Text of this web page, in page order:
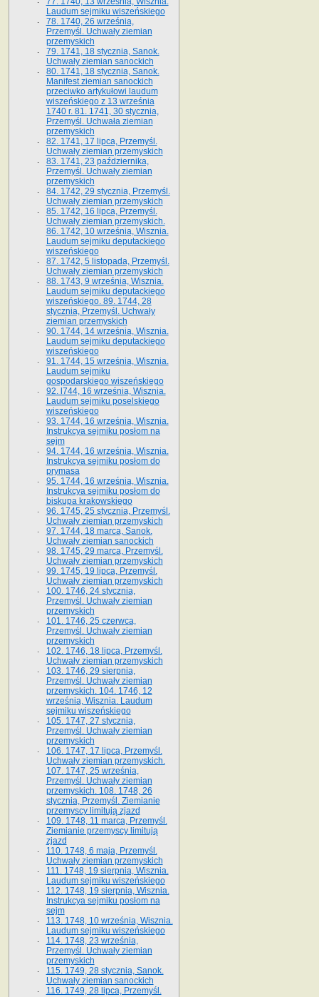
Laudum sejmiku wiszeńskiego
78. 1740, 26 września,
Przemyśl. Uchwały ziemian
przemyskich
79. 1741, 18 stycznia, Sanok.
Uchwały ziemian sanockich
80. 1741, 18 stycznia, Sanok.
Manifest ziemian sanockich
przeciwko artykułowi laudum
wiszeńskiego z 13 wrze­śnia
1740 r. 81. 1741, 30 stycznia,
Przemyśl. Uchwała ziemian
przemyskich
82. 1741, 17 lipca, Przemyśl.
Uchwały ziemian przemyskich
83. 1741, 23 października,
Przemyśl. Uchwały ziemian
przemyskich
84. 1742, 29 stycznia, Przemyśl.
Uchwały ziemian przemyskich
85. 1742, 16 lipca, Przemyśl.
Uchwały ziemian przemyskich.
86. 1742, 10 września, Wisznia.
Laudum sejmiku deputackiego
wiszeńskiego
87. 1742, 5 listopada, Przemyśl.
Uchwały ziemian przemyskich
88. 1743, 9 września, Wisznia.
Laudum sejmiku deputackiego
wiszeńskiego. 89. 1744, 28
stycznia, Przemyśl. Uchwały
ziemian przemyskich
90. 1744, 14 września, Wisznia.
Laudum sejmiku deputackiego
wiszeńskiego
91. 1744, 15 września, Wisznia.
Laudum sejmiku
gospodarskiego wiszeńskiego
92. l744, 16 września, Wisznia.
Laudum sejmiku poselskiego
wiszeńskiego
93. 1744, 16 września, Wisznia.
Instrukcya sejmiku posłom na
sejm
94. 1744, 16 września, Wisznia.
Instrukcya sejmiku posłom do
prymasa
95. 1744, 16 września, Wisznia.
Instrukcya sejmiku posłom do
biskupa krakowskiego
96. 1745, 25 stycznia, Przemyśl.
Uchwały ziemian przemyskich
97. 1744, 18 marca, Sanok.
Uchwały ziemian sanockich
98. 1745, 29 marca, Przemyśl.
Uchwały ziemian przemyskich
99. 1745, 19 lipca, Przemyśl.
Uchwały ziemian przemyskich
100. 1746, 24 stycznia,
Przemyśl. Uchwały ziemian
przemyskich
101. 1746, 25 czerwca,
Przemyśl. Uchwały ziemian
przemyskich
102. 1746, 18 lipca, Przemyśl.
Uchwały ziemian przemyskich
103. 1746, 29 sierpnia,
Przemyśl. Uchwały ziemian
przemyskich. 104. 1746, 12
września, Wisznia. Laudum
sejmiku wiszeńskiego
105. 1747, 27 stycznia,
Przemyśl. Uchwały ziemian
przemyskich
106. 1747, 17 lipca, Przemyśl.
Uchwały ziemian przemyskich.
107. 1747, 25 września,
Przemyśl. Uchwały ziemian
przemyskich. 108. 1748, 26
stycznia, Przemyśl. Ziemianie
przemyscy limitują zjazd
109. 1748, 11 marca, Przemyśl.
Ziemianie przemyscy limitują
zjazd
110. 1748, 6 maja, Przemyśl.
Uchwały ziemian przemyskich
111. 1748, 19 sierpnia, Wisznia.
Laudum sejmiku wiszeńskiego
112. 1748, 19 sierpnia, Wisznia.
Instrukcya sejmiku posłom na
sejm
113. 1748, 10 września, Wisznia.
Laudum sejmiku wiszeńskiego
114. 1748, 23 września,
Przemyśl. Uchwały ziemian
przemyskich
115. 1749, 28 stycznia, Sanok.
Uchwały ziemian sanockich
116. 1749, 28 lipca, Przemyśl.